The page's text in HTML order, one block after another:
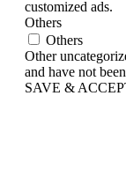
customized ads.
Others
Others
Other
and have not
SAVE &